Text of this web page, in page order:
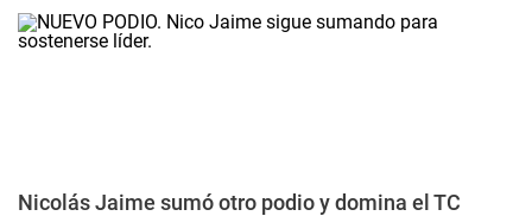
Nicolás Jaime sumó otro podio y domina el TC